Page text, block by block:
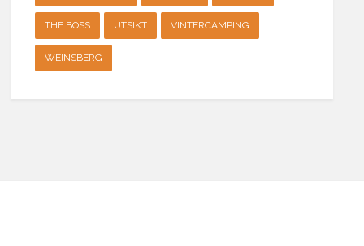
THE BOSS UTSIKT VINTERCAMPING
WEINSBERG